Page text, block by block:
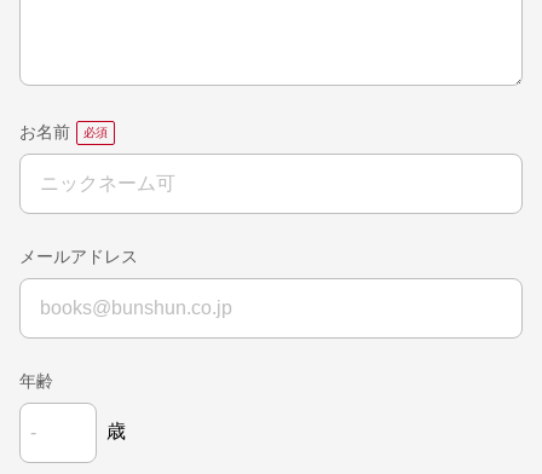
お名前
メールアドレス
年齢
歳